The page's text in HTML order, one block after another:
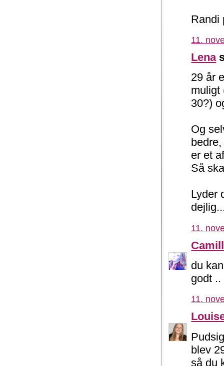
Randi
11.
Lena
29 år
muligt
30?)
Og
er et
Så
Lyder
11.
du
godt
11.
blev
så du